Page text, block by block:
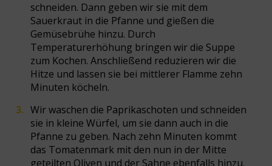
schneiden. Dann geben wir sie mit dem
Sauerkraut in die Pfanne und gießen die
Gemüsebrühe hinzu. Durch
Temperaturerhöhung bringen wir die Suppe
zum Kochen. Anschließend reduzieren wir die
Hitze und lassen sie bei mittlerer Flamme zehn
Minuten köcheln.
Wir waschen die Paprikaschoten und schneiden
sie in kleine Würfel, um sie dann auch in die
Pfanne zu geben. Nach zehn Minuten kommt
das Tomatenmark mit den nun in der Mitte
geteilten Oliven und der Sahne ebenfalls hinzu.